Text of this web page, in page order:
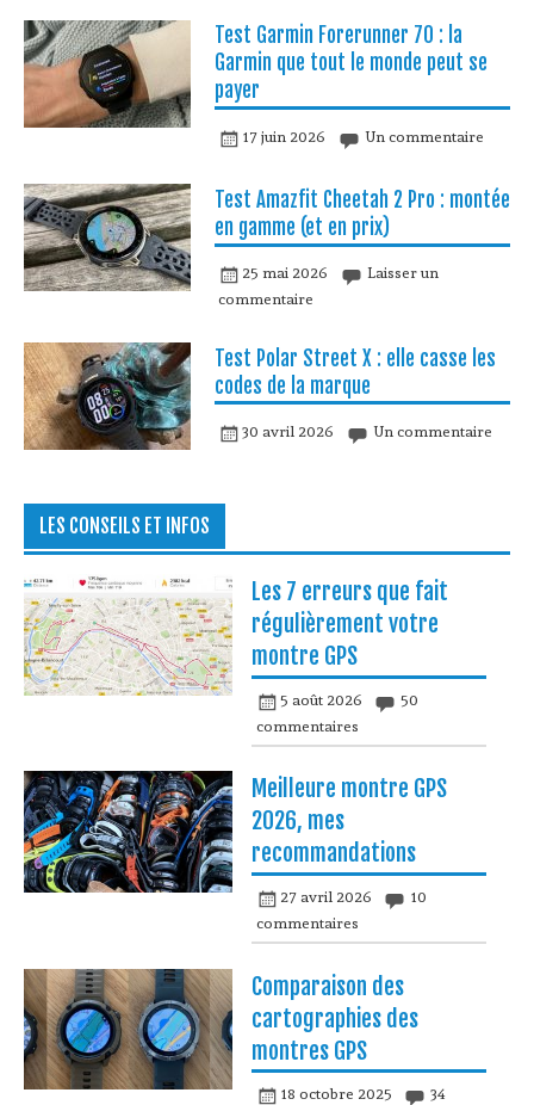
Test Garmin Forerunner 70 : la
Garmin que tout le monde peut se
payer
17 juin 2026 Un commentaire
Test Amazfit Cheetah 2 Pro : montée
en gamme (et en prix)
25 mai 2026
Laisser un
commentaire
Test Polar Street X : elle casse les
codes de la marque
30 avril 2026 Un commentaire
LES CONSEILS ET INFOS
Les 7 erreurs que fait
régulièrement votre
montre GPS
5 août 2026
50
commentaires
Meilleure montre GPS
2026, mes
recommandations
27 avril 2026
10
commentaires
Comparaison des
cartographies des
montres GPS
18 octobre 2025
34